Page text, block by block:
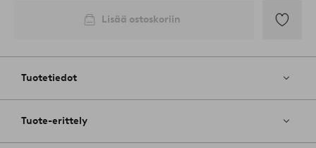
Lisää ostoskoriin
Tuotetiedot
Tuote-erittely